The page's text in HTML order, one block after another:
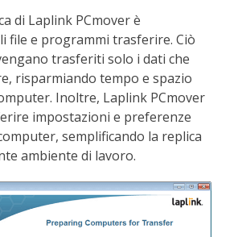
di Laplink PCmover è
file e programmi trasferire. Ciò
trasferiti solo i dati che
risparmiando tempo e spazio
Inoltre, Laplink PCmover
impostazioni e preferenze
semplificando la replica
ambiente di lavoro.